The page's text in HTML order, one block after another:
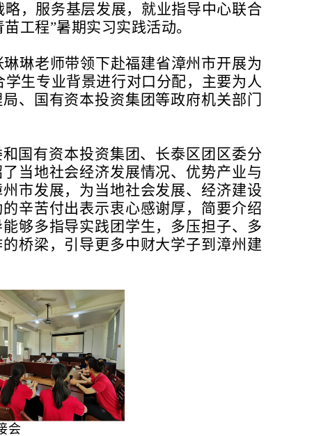
，服务基层发展，就业指导中心联合
工程”暑期实习实践活动。
琳老师带领下赴福建省漳州市开展为
学生专业背景进行对口分配，主要为人
、国有资本投资集团等政府机关部门
国有资本投资集团、长泰区团区委分
当地社会经济发展情况、优势产业与
市发展，为当地社会发展、经济建设
辛苦付出表示衷心感谢厚，简要介绍
够多指导实践团学生，多压担子、多
桥梁，引导更多中财大学子到漳州建
会